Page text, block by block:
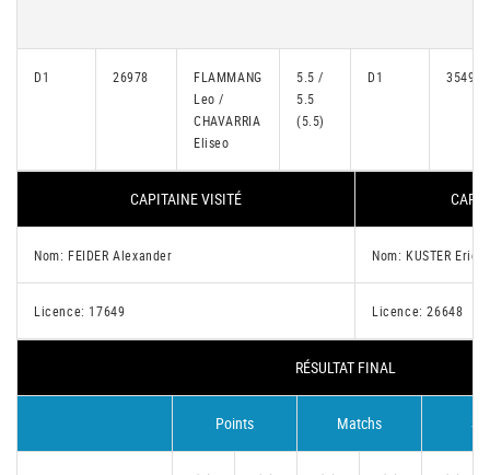
D1 26978
FLAMMANG
Leo /
CHAVARRIA
Eliseo
5.5 /
5.5
(5.5)
D1 35496
CAPITAINE VISITÉ
Nom: FEIDER Alexander Nom: KUSTER Eric
Licence: 17649 Licence: 26648
RÉSULTAT FINAL
Points Matchs